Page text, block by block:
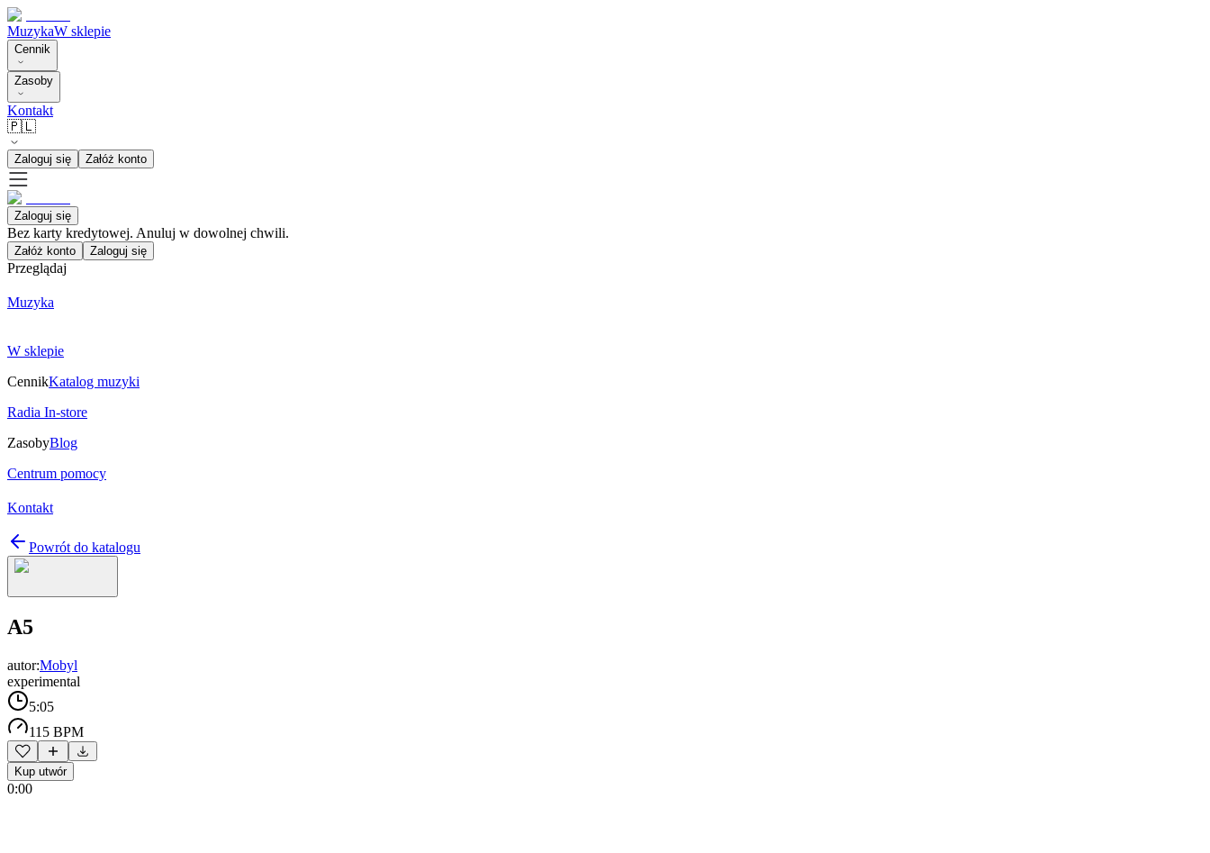
MuzykaW sklepie
Cennik
Zasoby
Kontakt
🇵🇱
Zaloguj się Załóż konto
Zaloguj się
Bez karty kredytowej. Anuluj w dowolnej chwili.
Załóż konto Zaloguj się
Przeglądaj
Muzyka
W sklepie
CennikKatalog muzyki
Radia In-store
ZasobyBlog
Centrum pomocy
Kontakt
Powrót do katalogu
A5
autor:Mobyl
experimental
5:05
115 BPM
Kup utwór
0:00